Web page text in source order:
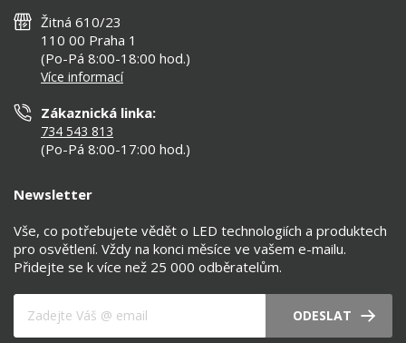
Nejčastější dotazy
Než koupíte
Osvětlení dle místnosti
Zásady ochrany soukromí
Nastavení cookies
Prohlášení o přístupnosti
Žitná 610/23
110 00 Praha 1
(Po-Pá 8:00-18:00 hod.)
Více informací
Zákaznická linka:
734 543 813
(Po-Pá 8:00-17:00 hod.)
Newsletter
Vše, co potřebujete vědět o LED technologiích a produktech
pro osvětlení. Vždy na konci měsíce ve vašem e-mailu.
Přidejte se k více než 25 000 odběratelům.
Váš e-mail
ODESLAT